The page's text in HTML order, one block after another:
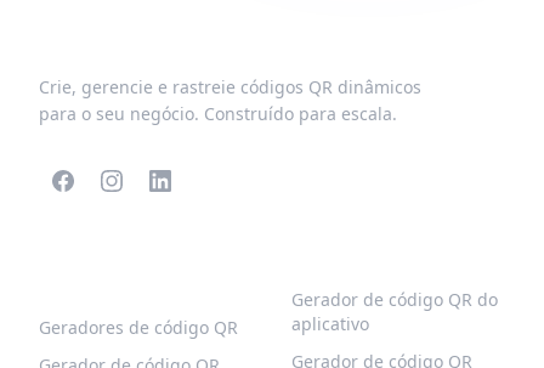
Crie, gerencie e rastreie códigos QR dinâmicos
para o seu negócio. Construído para escala.
Geradores de código QR
Gerador de código QR do
aplicativo
Gerador de código QR